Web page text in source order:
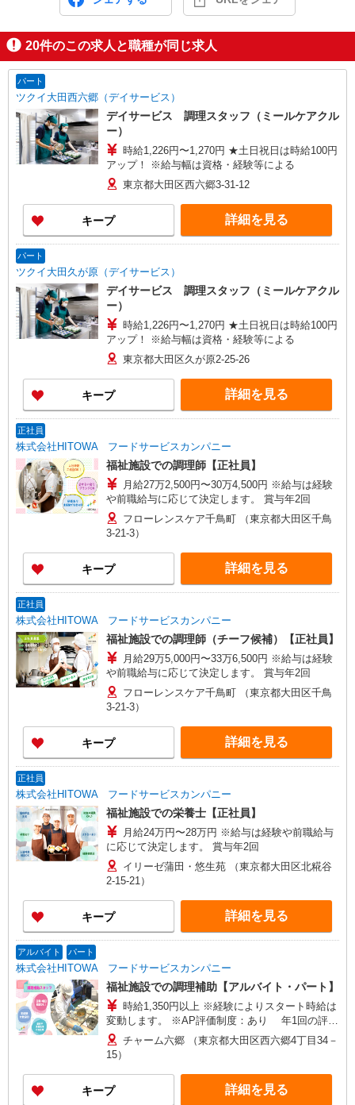
20件のこの求人と職種が同じ求人
パート
ツクイ大田西六郷（デイサービス）
デイサービス 調理スタッフ（ミールケアクル
ー）
時給1,226円〜1,270円 ★土日祝日は時給100円
アップ！ ※給与幅は資格・経験等による
東京都大田区西六郷3-31-12
キープ 詳細を見る
パート
ツクイ大田久が原（デイサービス）
デイサービス 調理スタッフ（ミールケアクル
ー）
時給1,226円〜1,270円 ★土日祝日は時給100円
アップ！ ※給与幅は資格・経験等による
東京都大田区久が原2-25-26
キープ 詳細を見る
正社員
株式会社HITOWA フードサービスカンパニー
福祉施設での調理師【正社員】
月給27万2,500円〜30万4,500円 ※給与は経験
や前職給与に応じて決定します。 賞与年2回
フローレンスケア千鳥町 （東京都大田区千鳥
3-21-3）
キープ 詳細を見る
正社員
株式会社HITOWA フードサービスカンパニー
福祉施設での調理師（チーフ候補）【正社員】
月給29万5,000円〜33万6,500円 ※給与は経験
や前職給与に応じて決定します。 賞与年2回
フローレンスケア千鳥町 （東京都大田区千鳥
3-21-3）
キープ 詳細を見る
正社員
株式会社HITOWA フードサービスカンパニー
福祉施設での栄養士【正社員】
月給24万円〜28万円 ※給与は経験や前職給与
に応じて決定します。 賞与年2回
イリーゼ蒲田・悠生苑 （東京都大田区北糀谷
2-15-21）
キープ 詳細を見る
アルバイト パート
株式会社HITOWA フードサービスカンパニー
福祉施設での調理補助【アルバイト・パート】
時給1,350円以上 ※経験によりスタート時給は
変動します。 ※AP評価制度：あり 年1回の評価
により時給を見直します。 ※アルバイト賞与（寸
志）：あり 年2回。勤続年数により金額UP。
チャーム六郷 （東京都大田区西六郷4丁目34－
15）
キープ 詳細を見る